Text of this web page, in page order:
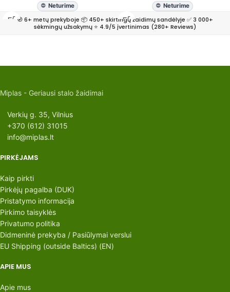
Neturime Neturime
🧭 6+ metų prekyboje 📦 450+ skirtingų žaidimų sandėlyje ✅ 3 000+
sėkmingų užsakymų ⭐ 4.9/5 įvertinimas (280+ Reviews)
Miplas - Geriausi stalo žaidimai
Verkių g. 35, Vilnius
+370 (612) 31015
info@miplas.lt
PIRKĖJAMS
Kaip pirkti
Pirkėjų pagalba (DUK)
Pristatymo informacija
Pirkimo taisyklės
Privatumo politika
Didmeninė prekyba / Pasiūlymai verslui
EU Shipping (outside Baltics) (EN)
APIE MUS
Apie mus